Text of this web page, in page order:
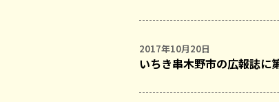
2017年10月20日
いちき串木野市の広報誌に